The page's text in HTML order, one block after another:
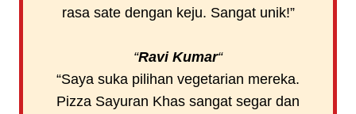
rasa sate dengan keju. Sangat unik!”
“Ravi Kumar“
“Saya suka pilihan vegetarian mereka.
Pizza Sayuran Khas sangat segar dan